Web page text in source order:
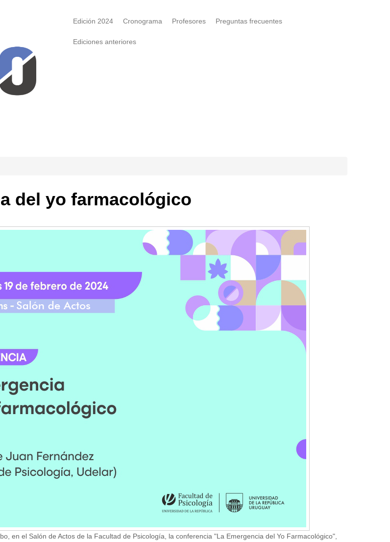
Edición 2024 Cronograma Profesores Preguntas frecuentes
Ediciones anteriores
del yo farmacológico
en el Salón de Actos de la Facultad de Psicología, la conferencia "La Emergencia del Yo Farmacológico",